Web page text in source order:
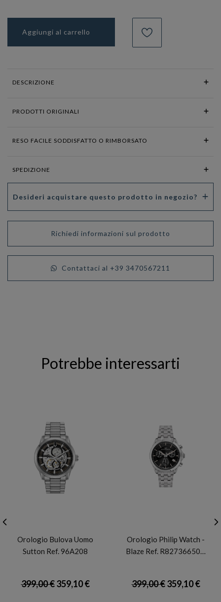
Aggiungi al carrello
DESCRIZIONE
PRODOTTI ORIGINALI
RESO FACILE SODDISFATTO O RIMBORSATO
SPEDIZIONE
Desideri acquistare questo prodotto in negozio?
Richiedi informazioni sul prodotto
Contattaci al +39 3470567211
Potrebbe interessarti
Orologio Bulova Uomo
Sutton Ref. 96A208
399,00 €359,10 €
Orologio Philip Watch -
Blaze Ref. R82736650…
399,00 €359,10 €